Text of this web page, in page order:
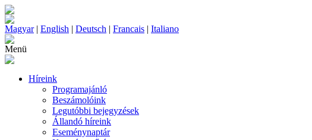
Magyar| English | Deutsch | Francais | Italiano
Menü
Híreink
Programajánló
Beszámolóink
Legutóbbi bejegyzések
Állandó híreink
Eseménynaptár